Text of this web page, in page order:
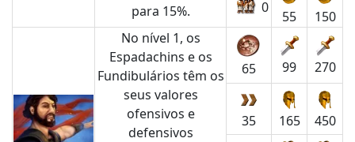
para 15%.
0
55 150
No nível 1, os
Espadachins e os
Fundibulários têm os
seus valores
ofensivos e
defensivos
65 99 270
35 165 450